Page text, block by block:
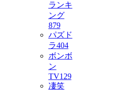
ランキ
ング
879
パズド
ラ404
ボンボ
ン
TV129
凄笑